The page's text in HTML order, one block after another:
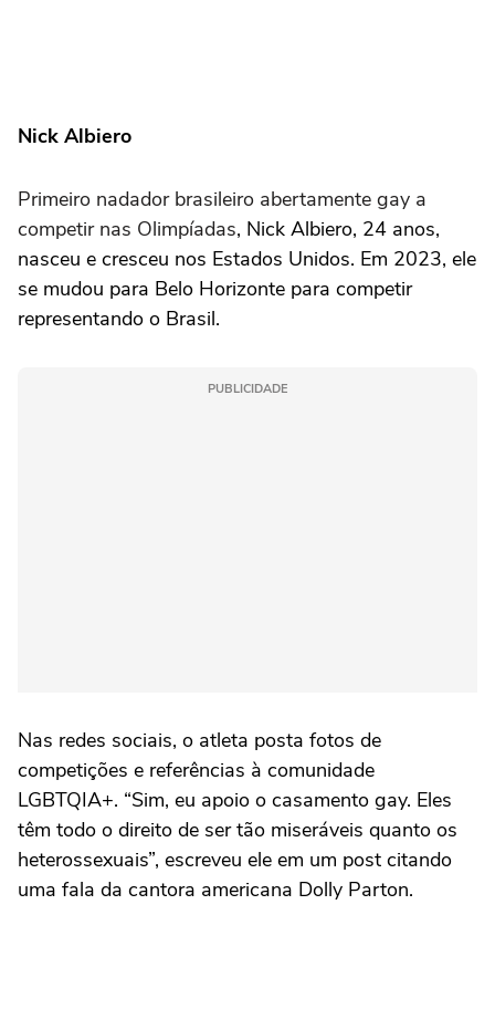
Nick Albiero
Primeiro nadador brasileiro abertamente gay a
competir nas Olimpíadas, Nick Albiero, 24 anos,
nasceu e cresceu nos Estados Unidos. Em 2023, ele
se mudou para Belo Horizonte para competir
representando o Brasil.
PUBLICIDADE
Nas redes sociais, o atleta posta fotos de
competições e referências à comunidade
LGBTQIA+. “Sim, eu apoio o casamento gay. Eles
têm todo o direito de ser tão miseráveis quanto os
heterossexuais”, escreveu ele em um post citando
uma fala da cantora americana Dolly Parton.